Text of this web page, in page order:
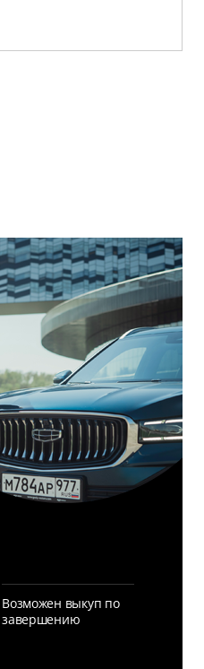
Возможен выкуп по
завершению